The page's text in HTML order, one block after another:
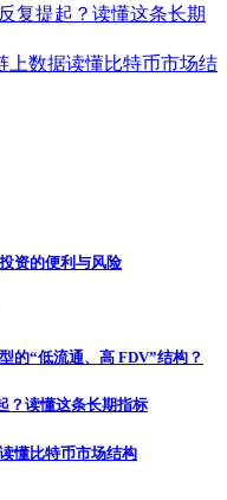
复提起？读懂这条长期
上数据读懂比特币市场结
资的便利与风险
的“低流通、高 FDV”结构？
？读懂这条长期指标
懂比特币市场结构